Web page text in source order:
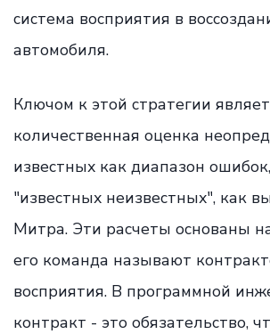
система восприятия в
автомобиля.
Ключом к этой стратегии
количественная оценка
известных как диапазон
"известных неизвестных", как
Митра. Эти расчеты основаны
его команда называют
восприятия. В программной
контракт - это обязательство,